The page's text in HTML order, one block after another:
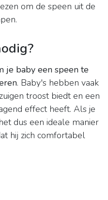
om de speen uit de
je baby een speen te
. Baby's hebben vaak
troost biedt en een
effect heeft. Als je
dus een ideale manier
hij zich comfortabel